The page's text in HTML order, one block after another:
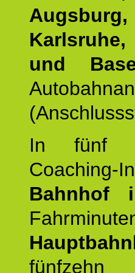
und
In fünf
Bahnhof